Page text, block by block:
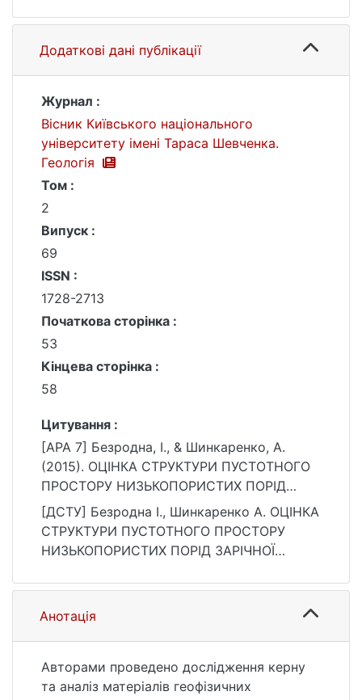
Додаткові дані публікації
Журнал :
Вісник Київського національного
університету імені Тараса Шевченка.
Геологія
Том :
2
Випуск :
69
ISSN :
1728-2713
Початкова сторінка :
53
Кінцева сторінка :
58
Цитування :
[APA 7] Безродна, I., & Шинкаренко, А.
(2015). ОЦІНКА СТРУКТУРИ ПУСТОТНОГО
ПРОСТОРУ НИЗЬКОПОРИСТИХ ПОРІД
ЗАРІЧНОЇ ПЛОЩІ ЗА РЕЗУЛЬТАТАМИ
ПЕТРОФІЗИЧНИХ ТА ГЕОФІЗИЧНИХ
ДОСЛІДЖЕНЬ. Вісник Київського
Шевченка. Геологія, 2(69), 53–58.
58
[ДСТУ] Безродна I., Шинкаренко А. ОЦІНКА
СТРУКТУРИ ПУСТОТНОГО ПРОСТОРУ
НИЗЬКОПОРИСТИХ ПОРІД ЗАРІЧНОЇ
ПЕТРОФІЗИЧНИХ ТА ГЕОФІЗИЧНИХ
ДОСЛІДЖЕНЬ. Вісник Київського
національного університету імені Тараса
—58. DOI: 10.17721/1728-2713.69.08.53-58
(дата звернення: 25.07.2026).
Анотація
Авторами проведено дослідження керну
та аналіз матеріалів геофізичних